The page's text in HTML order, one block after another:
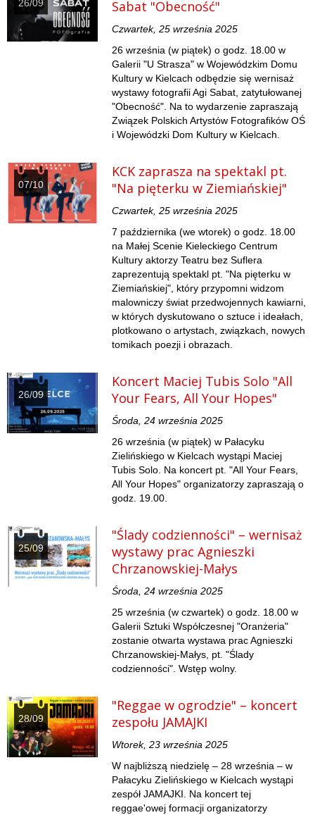
26/09 Sabat "Obecność"
Czwartek, 25 września 2025
26 września (w piątek) o godz. 18.00 w
Galerii "U Strasza" w Wojewódzkim Domu
Kultury w Kielcach odbędzie się wernisaż
wystawy fotografii Agi Sabat, zatytułowanej
"Obecność". Na to wydarzenie zapraszają
Związek Polskich Artystów Fotografików OŚ
i Wojewódzki Dom Kultury w Kielcach.
07/10
KCK zaprasza na spektakl pt.
"Na pięterku w Ziemiańskiej"
Czwartek, 25 września 2025
7 października (we wtorek) o godz. 18.00
na Małej Scenie Kieleckiego Centrum
Kultury aktorzy Teatru bez Suflera
zaprezentują spektakl pt. "Na pięterku w
Ziemiańskiej", który przypomni widzom
malowniczy świat przedwojennych kawiarni,
w których dyskutowano o sztuce i ideałach,
plotkowano o artystach, związkach, nowych
tomikach poezji i obrazach.
26/09
Koncert Maciej Tubis Solo "All
Your Fears, All Your Hopes"
Środa, 24 września 2025
26 września (w piątek) w Pałacyku
Zielińskiego w Kielcach wystąpi Maciej
Tubis Solo. Na koncert pt. "All Your Fears,
All Your Hopes" organizatorzy zapraszają o
godz. 19.00.
25/09
"Ślady codzienności" – wernisaż
wystawy prac Agnieszki
Chrzanowskiej-Małys
Środa, 24 września 2025
25 września (w czwartek) o godz. 18.00 w
Galerii Sztuki Współczesnej "Oranżeria"
zostanie otwarta wystawa prac Agnieszki
Chrzanowskiej-Małys, pt. "Ślady
codzienności". Wstęp wolny.
28/09
"Reggae w ogrodzie" – koncert
zespołu JAMAJKI
Wtorek, 23 września 2025
W najbliższą niedzielę – 28 września – w
Pałacyku Zielińskiego w Kielcach wystąpi
zespół JAMAJKI. Na koncert tej
reggae'owej formacji organizatorzy